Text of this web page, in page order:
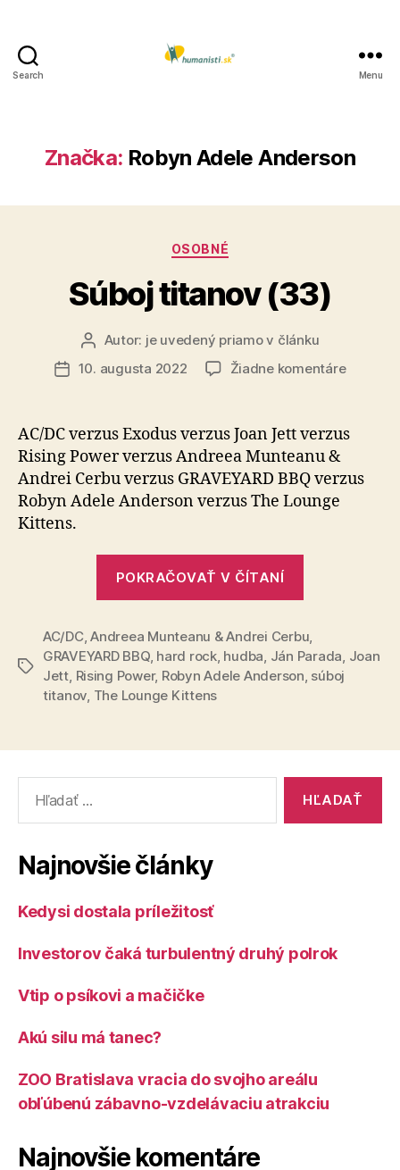
Search Menu
Značka: Robyn Adele Anderson
Kategórie
OSOBNÉ
Súboj titanov (33)
Autor
článku
Autor: je uvedený priamo v článku
Dátum
10. augusta 2022 Žiadne komentárena
AC/DC verzus Exodus verzus Joan Jett verzus
Rising Power verzus Andreea Munteanu &
Andrei Cerbu verzus GRAVEYARD BBQ verzus
Robyn Adele Anderson verzus The Lounge
Kittens.
POKRAČOVAŤ V ČÍTANÍ
Značky
AC/DC,Andreea Munteanu & Andrei Cerbu,
GRAVEYARD BBQ, hard rock, hudba, Ján Parada, Joan
Jett, Rising Power, Robyn Adele Anderson, súboj
titanov, The Lounge Kittens
Najnovšie články
Kedysi dostala príležitosť
Investorov čaká turbulentný druhý polrok
Vtip o psíkovi a mačičke
Akú silu má tanec?
ZOO Bratislava vracia do svojho areálu
obľúbenú zábavno-vzdelávaciu atrakciu
Najnovšie komentáre